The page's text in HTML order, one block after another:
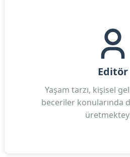
Editör
Yaşam tarzı, kişisel
beceriler konularında